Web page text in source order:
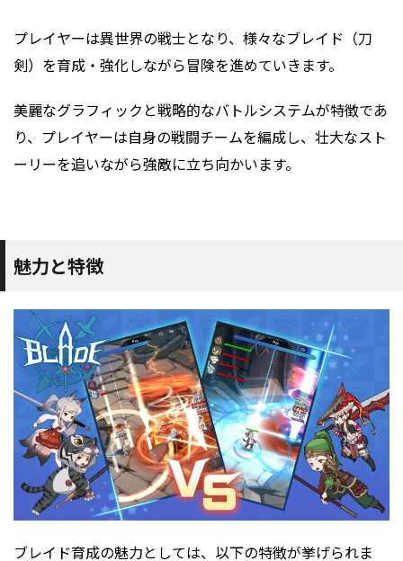
プレイヤーは異世界の戦士となり、様々なブレイド（刀
剣）を育成・強化しながら冒険を進めていきます。
美麗なグラフィックと戦略的なバトルシステムが特徴であ
り、プレイヤーは自身の戦闘チームを編成し、壮大なスト
ーリーを追いながら強敵に立ち向かいます。
魅力と特徴
ブレイド育成の魅力としては、以下の特徴が挙げられま